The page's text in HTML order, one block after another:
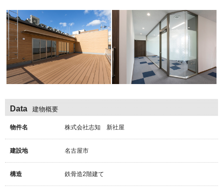
Data 建物概要
物件名 株式会社志知 新社屋
建設地 名古屋市
構造 鉄骨造2階建て